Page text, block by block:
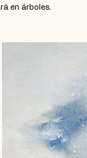
en árboles.